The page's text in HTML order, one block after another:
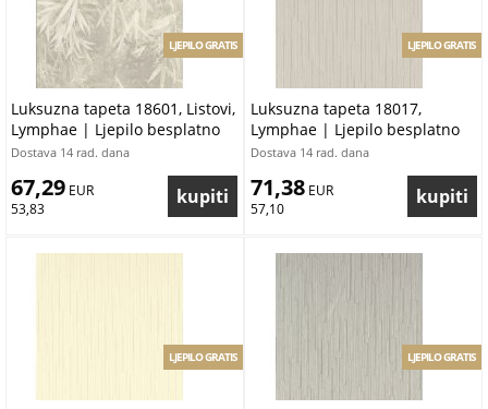
Luksuzna tapeta 18601, Listovi,
Lymphae | Ljepilo besplatno
LJEPILO GRATIS
Dostava 14 rad. dana
67,29 EUR
53,83
Luksuzna tapeta 18017,
Lymphae | Ljepilo besplatno
LJEPILO GRATIS
Dostava 14 rad. dana
71,38 EUR
57,10
LJEPILO GRATIS LJEPILO GRATIS